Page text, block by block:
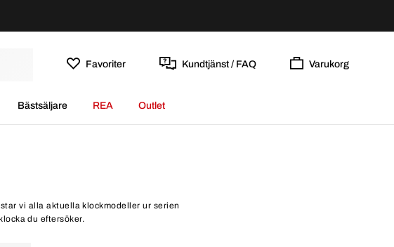
Favoriter Kundtjänst / FAQ Varukorg
Bästsäljare REA Outlet
vi alla aktuella klockmodeller ur serien
du eftersöker.